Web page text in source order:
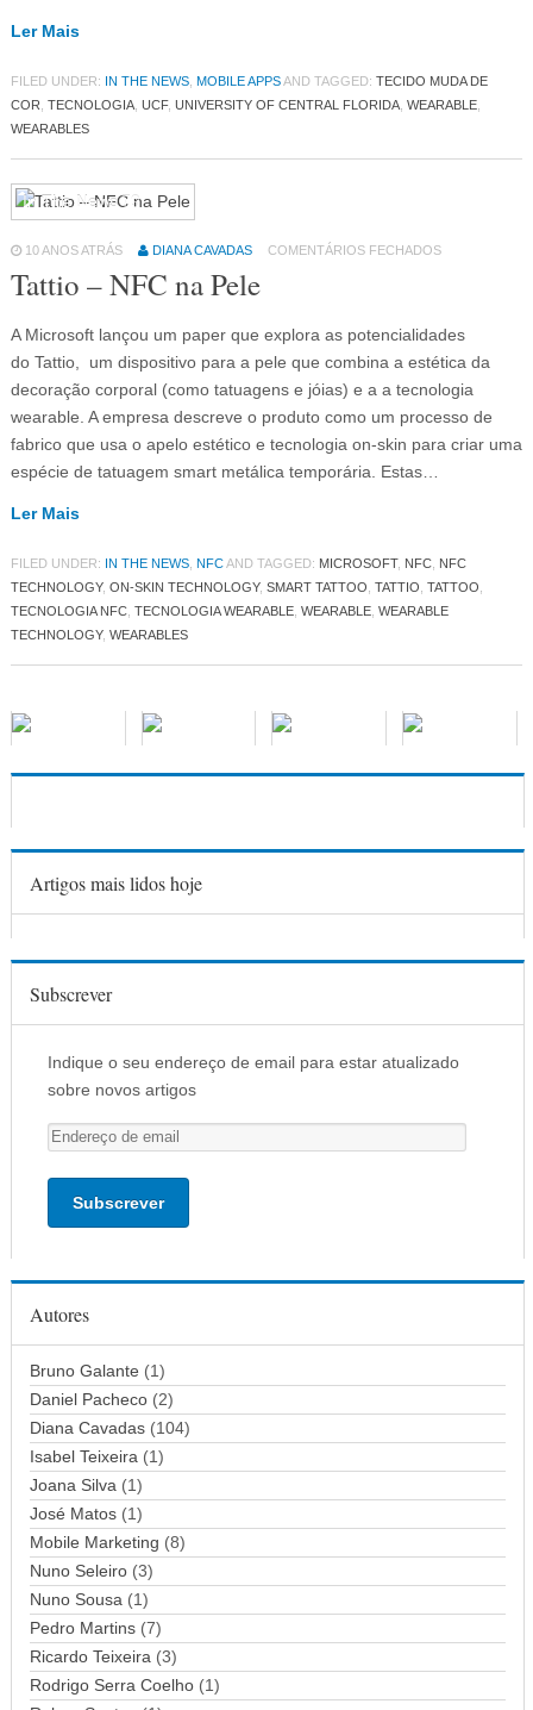
Ler Mais
FILED UNDER: IN THE NEWS, MOBILE APPSAND TAGGED: TECIDO MUDA DE
COR TECNOLOGIA, UCF, UNIVERSITY OF CENTRAL FLORIDA, WEARABLE,
WEARABLES
In The News79
10 ANOS ATRÁS DIANA CAVADAS COMENTÁRIOS FECHADOS
Tattio – NFC na Pele
A Microsoft lançou um paper que explora as potencialidades
do Tattio, um dispositivo para a pele que combina a estética da
decoração corporal (como tatuagens e jóias) e a a tecnologia
wearable. A empresa descreve o produto como um processo de
fabrico que usa o apelo estético e tecnologia on-skin para criar uma
espécie de tatuagem smart metálica temporária. Estas…
Ler Mais
FILED UNDER: IN THE NEWS, NFCAND TAGGED: MICROSOFT, NFC, NFC
TECHNOLOGY, ON-SKIN TECHNOLOGY, SMART TATTOO TATTIO TATTOO
TECNOLOGIA NFC, TECNOLOGIA WEARABLE, WEARABLE, WEARABLE
TECHNOLOGY, WEARABLES
Artigos mais lidos hoje
Subscrever
Indique o seu endereço de email para estar atualizado
sobre novos artigos
E
n
d
o
d
e
e
m
a
i
l
Autores
Bruno Galante (1)
Daniel Pacheco(2)
Diana Cavadas(104)
Isabel Teixeira (1)
Joana Silva (1)
José Matos(1)
Mobile Marketing (8)
Nuno Seleiro(3)
Nuno Sousa (1)
Pedro Martins(7)
Ricardo Teixeira (3)
Rodrigo Serra Coelho(1)